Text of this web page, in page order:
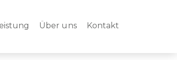
Über uns Kontakt